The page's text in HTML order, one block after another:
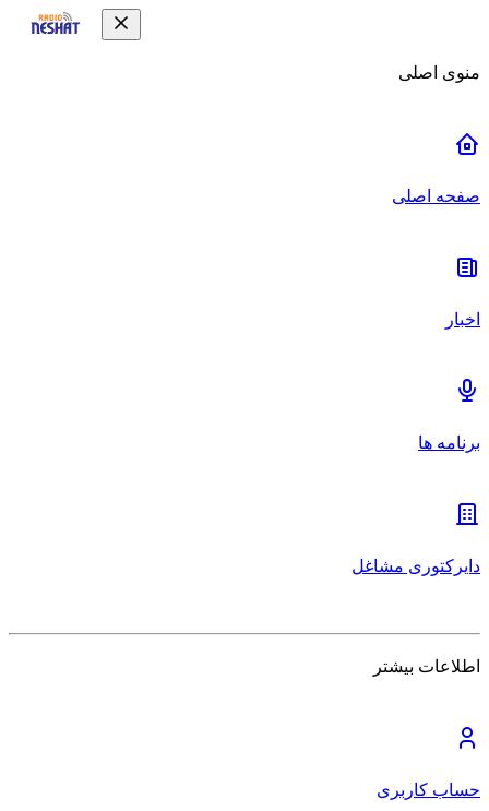
منوی اصلی
صفحه اصلی
اخبار
برنامه ها
دایرکتوری مشاغل
اطلاعات بیشتر
حساب کاربری